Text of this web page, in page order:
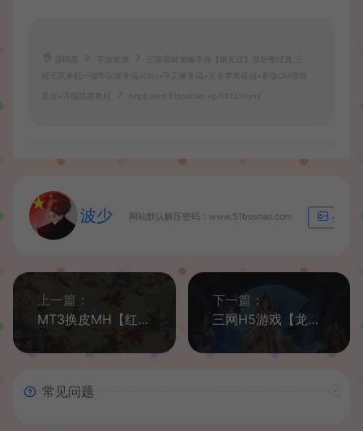
手游资源
三国题材策略手游【极无双】最新整理真.三
国无双单机一键即玩服务端+Linux手工服务端+安卓苹果双端+新版GM授权
后台+详细搭建教程 https://wd.51boshao.vip/5612/syym/
波少 网站默认解压密码：www.51boshao.com 生成海
上一篇：
MT3换皮MH【红尘西游】最新整理Linux手工端+安卓苹果双端+GM后台+详细搭建教程
下一篇：
三网H5游戏【龙女传奇H5】最新整理Win一键即玩服务端+GM运营后台
常见问题